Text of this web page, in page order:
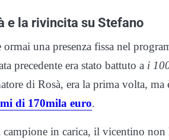
e la rivincita su Stefano
ormai una presenza fissa nel
precedente era stato battuto a i
di Rosà, era la prima volta, ma
di 170mila euro.
campione in carica, il vicentino